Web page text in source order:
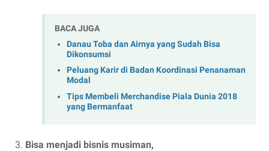
BACA JUGA
Danau Toba dan Airnya yang Sudah Bisa
Dikonsumsi
Peluang Karir di Badan Koordinasi Penanaman
Modal
Tips Membeli Merchandise Piala Dunia 2018
yang Bermanfaat
Bisa menjadi bisnis musiman,